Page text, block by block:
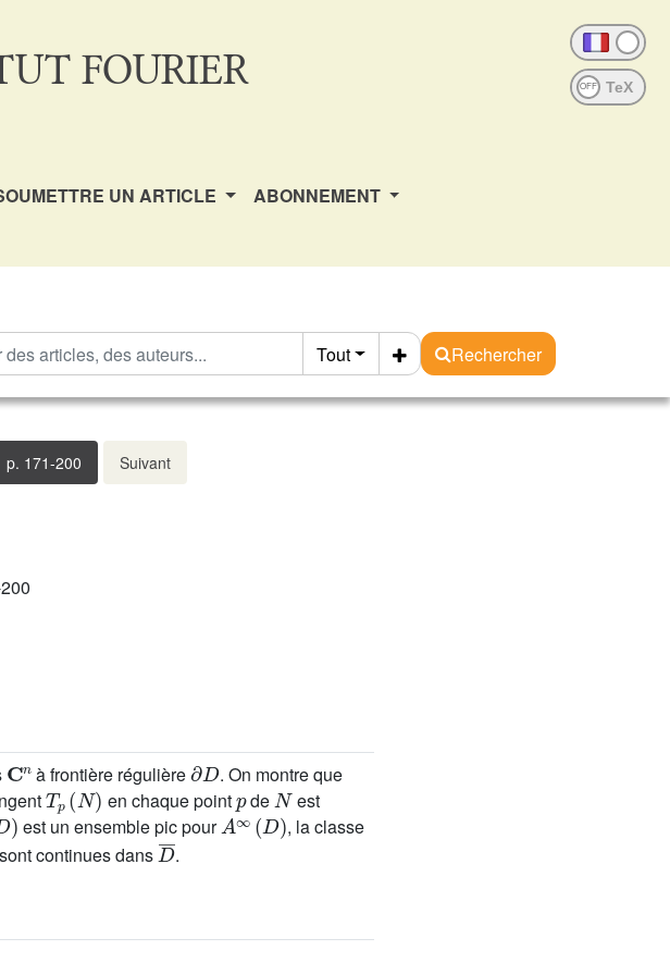
FOURIER OFF
UN ARTICLE ABONNEMENT
Tout
Rechercher
p. 171-200 Suivant
Cn
à frontière régulière
∂D
. On montre que
Tp(N)
en chaque point
p
de
N
est
)
est un ensemble pic pour
A∞(D)
, la classe
continues dans
D¯
.